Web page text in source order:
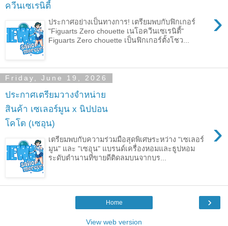
ควีนเซเรนิตี้
›
ประกาศอย่างเป็นทางการ! เตรียมพบกับฟิกเกอร์
"Figuarts Zero chouette เนโอควีนเซเรนิตี้"
Figuarts Zero chouette เป็นฟิกเกอร์ตั้งโชว...
Friday, June 19, 2026
ประกาศเตรียมวางจำหน่าย
สินค้า เซเลอร์มูน x นิปปอน
โคโด (เซอุน)
›
เตรียมพบกับความร่วมมือสุดพิเศษระหว่าง "เซเลอร์
มูน" และ "เซอุน" แบรนด์เครื่องหอมและธูปหอม
ระดับตำนานที่ขายดีติดลมบนจากบร...
›
Home
View web version